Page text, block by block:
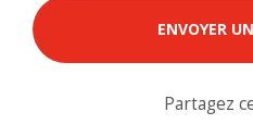
ENVOYER
Partagez